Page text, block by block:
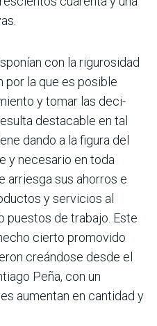
con la rigurosidad
por la que es posible
y tomar las deci­
des­tacable en tal
dando a la figura del
y necesario en toda
arriesga sus ahorros e
y servicios al
puestos de trabajo. Este
cierto pro­movido
creándose desde el
Peña, con un
aumentan en canti­dad y